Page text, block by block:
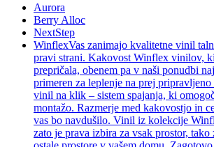
Aurora
Berry Alloc
NextStep
WinflexVas zanimajo kvalitetne vinil
pravi strani. Kakovost Winflex vinilov,
prepričala, obenem pa v naši ponudbi
primeren za leplenje na prej
vinil na klik – sistem spajanja, ki
montažo. Razmerje med kakovostjo in
vas bo navdušilo. Vinil iz kolekcije
zato je prava izbira za vsak prostor,